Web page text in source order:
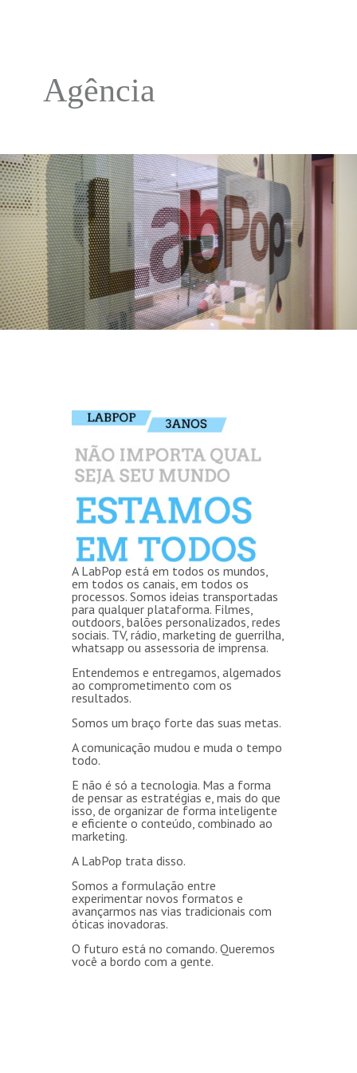
Agência
A LabPop está em todos os mundos,
em todos os canais, em todos os
processos. Somos ideias transportadas
para qualquer plataforma. Filmes,
outdoors, balões personalizados, redes
sociais. TV, rádio, marketing de guerrilha,
whatsapp ou assessoria de imprensa.
Entendemos e entregamos, algemados
ao comprometimento com os
resultados.
Somos um braço forte das suas metas.
A comunicação mudou e muda o tempo
todo.
E não é só a tecnologia. Mas a forma
de pensar as estratégias e, mais do que
isso, de organizar de forma inteligente
e eficiente o conteúdo, combinado ao
marketing.
A LabPop trata disso.
Somos a formulação entre
experimentar novos formatos e
avançarmos nas vias tradicionais com
óticas inovadoras.
O futuro está no comando. Queremos
você a bordo com a gente.